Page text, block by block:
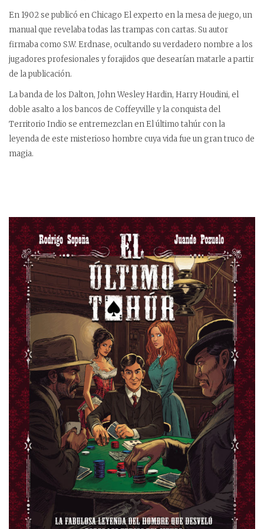
En 1902 se publicó en Chicago El experto en la mesa de juego, un
manual que revelaba todas las trampas con cartas. Su autor
firmaba como S.W. Erdnase, ocultando su verdadero nombre a los
jugadores profesionales y forajidos que desearían matarle a partir
de la publicación.
La banda de los Dalton, John Wesley Hardin, Harry Houdini, el
doble asalto a los bancos de Coffeyville y la conquista del
Territorio Indio se entremezclan en El último tahúr con la
leyenda de este misterioso hombre cuya vida fue un gran truco de
magia.